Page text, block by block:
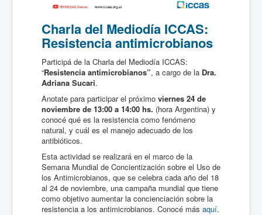
Charla del Mediodía ICCAS:
Resistencia antimicrobianos
Participá de la Charla del Mediodía ICCAS:
“Resistencia antimicrobianos”, a cargo de la Dra.
Adriana Sucari.
Anotate para participar el próximo viernes 24 de
noviembre de 13:00 a 14:00 hs. (hora Argentina) y
conocé qué es la resistencia como fenómeno
natural, y cuál es el manejo adecuado de los
antibióticos.
Esta actividad se realizará en el marco de la
Semana Mundial de Concientización sobre el Uso de
los Antimicrobianos, que se celebra cada año del 18
al 24 de noviembre, una campaña mundial que tiene
como objetivo aumentar la concienciación sobre la
resistencia a los antimicrobianos. Conocé más aquí.